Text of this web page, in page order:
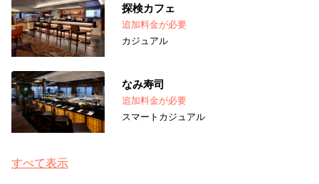
探検カフェ
追加料金が必要
カジュアル
なみ寿司
追加料金が必要
スマートカジュアル
すべて表示